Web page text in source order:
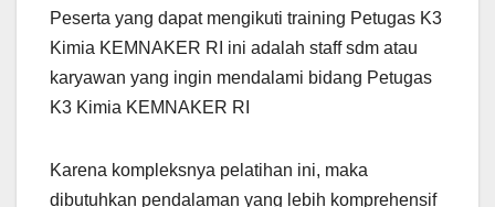
Peserta yang dapat mengikuti training Petugas K3
Kimia KEMNAKER RI ini adalah staff sdm atau
karyawan yang ingin mendalami bidang Petugas
K3 Kimia KEMNAKER RI
Karena kompleksnya pelatihan ini, maka
dibutuhkan pendalaman yang lebih komprehensif